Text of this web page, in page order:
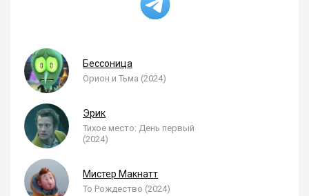
Бессоница
Орион и Тьма (2024)
Эрик
Тихое место: День первый
(2024)
Мистер Макнатт
То Рождество (2024)